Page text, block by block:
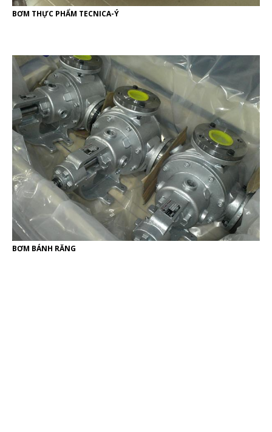
BƠM THỰC PHẨM TECNICA-Ý
BƠM BÁNH RĂNG